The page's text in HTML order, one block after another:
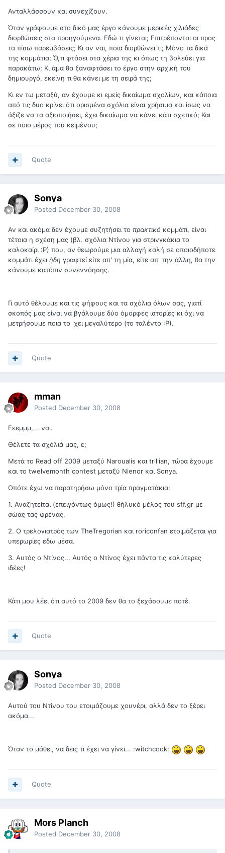
Ανταλλάσσουν και συνεχίζουν.
Όταν γράφουμε στο δικό μας έργο κάνουμε μερικές χιλιάδες
διορθώσεις στα προηγούμενα. Εδώ τι γίνεται; Επιτρέπονται οι προς
τα πίσω παρεμβάσεις; Κι αν ναι, ποια διορθώνει τι; Μόνο τα δικά
της κομμάτια; Ό,τι φτάσει στα χέρια της κι όπως τη βολεύει για
παρακάτω; Κι άμα θα ξαναφτάσει το έργο στην αρχική του
δημιουργό, εκείνη τι θα κάνει με τη σειρά της;
Κι εν τω μεταξύ, αν έχουμε κι εμείς δικαίωμα σχολίων, και κάποια
από τις δυο κρίνει ότι ορισμένα σχόλια είναι χρήσιμα και ίσως να
άξιζε να τα αξιοποιήσει, έχει δικαίωμα να κάνει κάτι σχετικό; Και
σε ποιο μέρος του κειμένου;
Quote
Sonya
Posted December 30, 2008
Αν και ακόμα δεν έχουμε συζητήσει το πρακτικό κομμάτι, είναι
τέτοια η σχέση μας (βλ. σχόλια Ντίνου για στρινγκάκια το
καλοκαίρι :Ρ) που, αν θεωρούμε μια αλλαγή καλή σε οποιοδήποτε
κομμάτι έχειήδη γραφτεί είτε απ' τη μία, είτε απ' την άλλη, θα την
κάνουμε κατόπιν συνεννόησης.
Γι αυτό θέλουμε και τις ψήφους και τα σχόλια όλων σας, γιατί
σκοπός μας είναι να βγάλουμε δύο όμορφες ιστορίες κι όχι να
μετρήσουμε ποια το 'χει μεγαλύτερο (το ταλέντο :Ρ).
Quote
mman
Posted December 30, 2008
Εεεμμμ,... ναι.
Θέλετε τα σχόλιά μας, ε;
Μετά το Read off 2009 μεταξύ Naroualis και trillian, τώρα έχουμε
και το twelvemonth contest μεταξύ Nienor και Sonya.
Οπότε έχω να παρατηρήσω μόνο τρία πραγματάκια:
1. Αναζητείται (επειγόντως όμως!) θήλυκό μέλος του sff.gr με
σώας τας φρένας.
2. Ο τρελογιατρός των TheTregorian και roriconfan ετοιμάζεται για
υπερωρίες εδω μέσα.
3. Αυτός ο Ντίνος... Αυτός ο Ντίνος έχει πάντα τις καλύτερες
ιδέες!
Κάτι μου λέει ότι αυτό το 2009 δεν θα το ξεχάσουμε ποτέ.
Quote
Sonya
Posted December 30, 2008
Αυτού του Ντίνου του ετοιμάζουμε χουνέρι, αλλά δεν το ξέρει
ακόμα...
Όταν το μάθει, να δεις τι έχει να γίνει... :witchcook:
Quote
Mors Planch
Posted December 30, 2008